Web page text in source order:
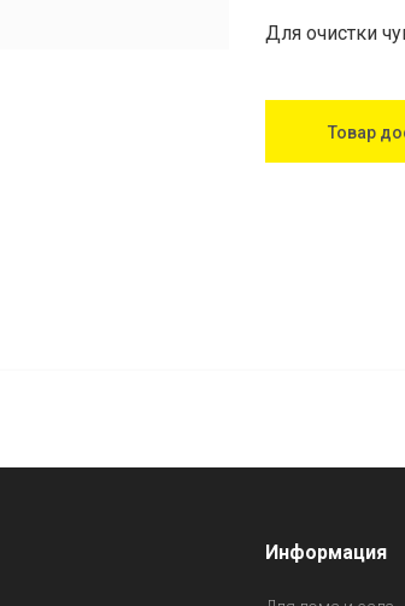
Для очистки
Товар
Информация